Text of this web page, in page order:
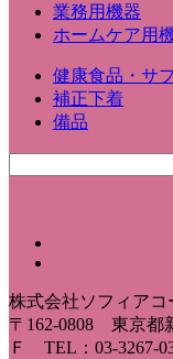
業務用機器
ホームケア用
健康食品・サ
補正下着
備品
株式会社ソフィアコ
〒162-0808 東京都
Ｆ TEL：03-3267-